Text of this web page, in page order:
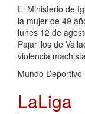
El Ministerio de
la mujer de 49
lunes 12 de
Pajarillos de
violencia
Mundo Deportivo
LaLiga